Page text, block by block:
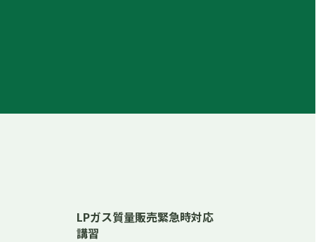
LPガス質量販売緊急時対応
講習